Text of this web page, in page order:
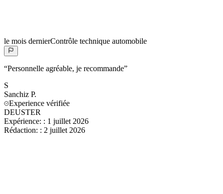
le mois dernierContrôle technique automobile
“Personnelle agréable, je recommande”
S
Sanchiz P.
Experience vérifiée
DEUSTER
Expérience: : 1 juillet 2026
Rédaction: : 2 juillet 2026